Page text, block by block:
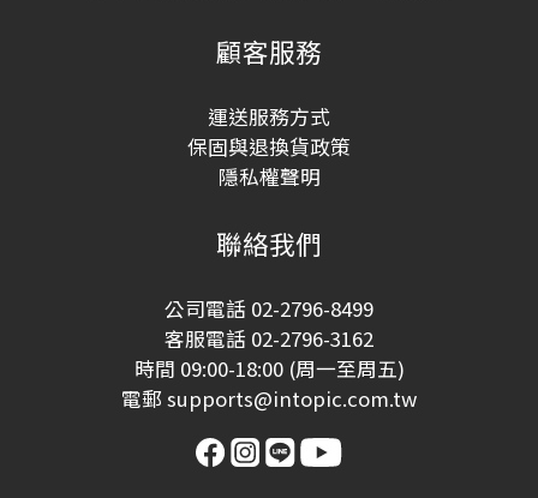
顧客服務
運送服務方式
保固與退換貨政策
隱私權聲明
聯絡我們
公司電話 02-2796-8499
客服電話 02-2796-3162
時間 09:00-18:00 (周一至周五)
電郵 supports@intopic.com.tw